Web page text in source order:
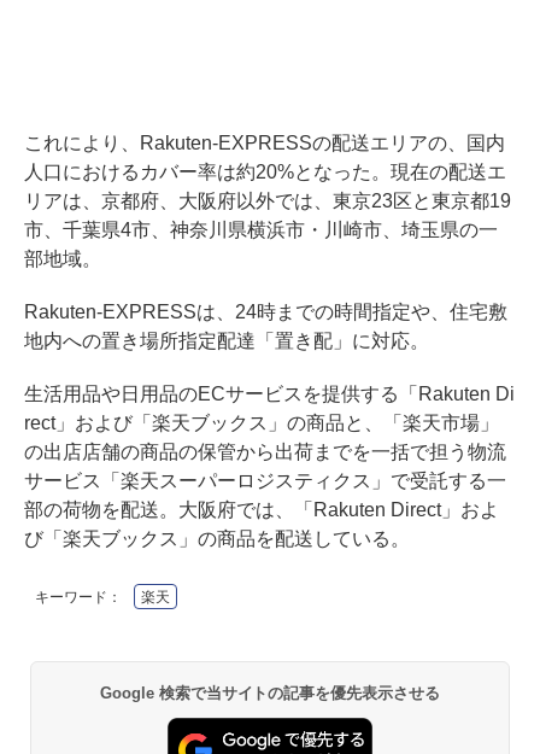
これにより、Rakuten-EXPRESSの配送エリアの、国内
人口におけるカバー率は約20%となった。現在の配送エ
リアは、京都府、大阪府以外では、東京23区と東京都19
市、千葉県4市、神奈川県横浜市・川崎市、埼玉県の一
部地域。
Rakuten-EXPRESSは、24時までの時間指定や、住宅敷
地内への置き場所指定配達「置き配」に対応。
生活用品や日用品のECサービスを提供する「Rakuten Di
rect」および「楽天ブックス」の商品と、「楽天市場」
の出店店舗の商品の保管から出荷までを一括で担う物流
サービス「楽天スーパーロジスティクス」で受託する一
部の荷物を配送。大阪府では、「Rakuten Direct」およ
び「楽天ブックス」の商品を配送している。
キーワード： 楽天
Google 検索で当サイトの記事を優先表示させる